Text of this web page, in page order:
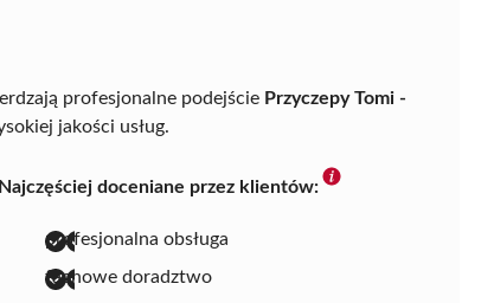
profesjonalne podejście Przyczepy Tomi -
jakości usług.
Najczęściej doceniane przez klientów:
profesjonalna obsługa
fachowe doradztwo